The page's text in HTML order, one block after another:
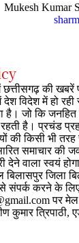
Mukesh Kumar
छत्तीसगढ़ की खबरें
देश विदेश में हो
है। जो कि
है। प्रचंड
की किसी भी
समाचार की
देने वाला स्वयं
बिलासपुर जिला
से संपर्क करने के
पर
कुमार त्रिपाठी,